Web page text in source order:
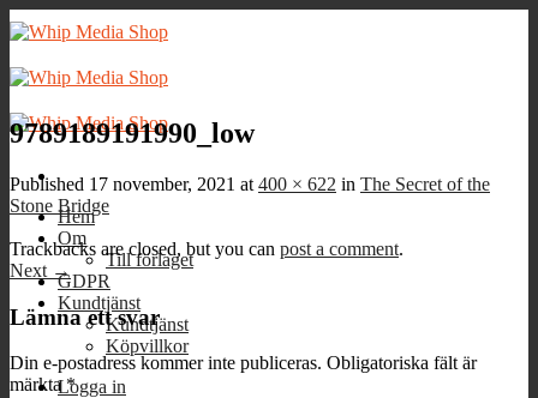
Skip
to
Hem
Om
Till förlaget
GDPR
Kundtjänst
Kundtjänst
Köpvillkor
Logga in
9789189191990_low
Published 17 november, 2021 at 400 × 622 in The Secret of the
Stone Bridge
Trackbacks are closed, but you can post a comment.
Next →
Lämna ett svar
Din e-postadress kommer inte publiceras. Obligatoriska fält är
märkta*